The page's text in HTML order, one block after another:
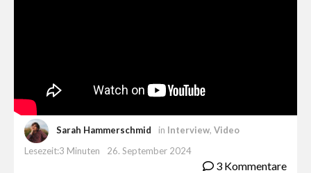
Sarah Hammerschmid in Interview,Video
Lesezeit:3 Minuten
26. September 2024
3 Kommentare